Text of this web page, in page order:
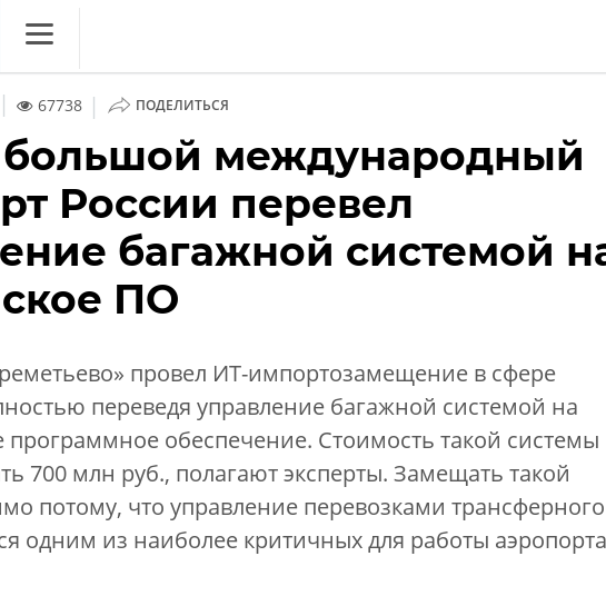
Аналитика
Конференции
Маркет
Техника
ТВ
67738 | ПОДЕЛИТЬСЯ
международный
России перевел
багажной системой
ПО
провел ИТ-импортозамещение в сфере
переведя управление багажной системой на
программное обеспечение. Стоимость такой системы
700 млн руб., полагают эксперты. Замещать такой
потому, что управление перевозками трансферного
одним из наиболее критичных для работы аэропорта